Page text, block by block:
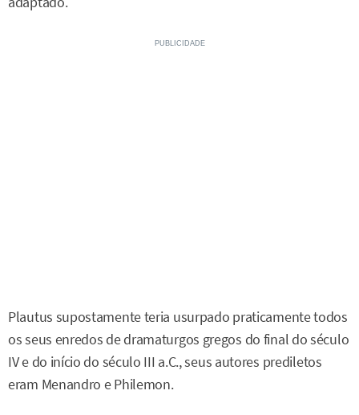
Plautus supostamente teria usurpado praticamente todos
os seus enredos de dramaturgos gregos do final do século
IV e do início do século III a.C., seus autores prediletos
eram Menandro e Philemon.